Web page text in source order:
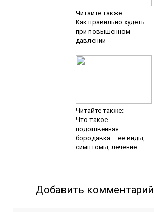
Читайте также:
Как правильно худеть
при повышенном
давлении
Читайте также:
Что такое
подошвенная
бородавка – её виды,
симптомы, лечение
Добавить комментарий